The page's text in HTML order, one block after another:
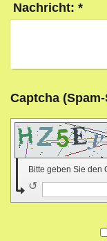
Nachricht: *
Bitte geben Sie den
↺